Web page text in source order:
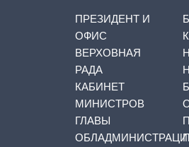
ПРЕЗИДЕНТ И
ОФИС
ВЕРХОВНАЯ
РАДА
КАБИНЕТ
МИНИСТРОВ
ГЛАВЫ